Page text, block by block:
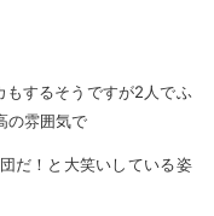
するそうですが2人でふ
の雰囲気で
だ！と大笑いしている姿